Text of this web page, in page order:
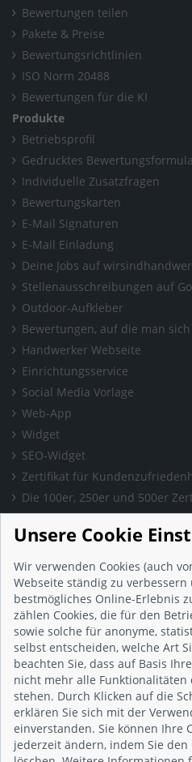
Bewertungen teilen
Pakete & Preise
Bewertungsrichtlinien
ISO Norm 20488
Bewertungen für die KI
Produkte
Betriebsprofil
Gedrucktes
Individuelle Zusatzfragen
Bewertungskarten
E-Mail Signaturen
E-Mail Einladung
Deine Jobs auf
Stellenausschreibungen auf
Outdoor-Aufkleber
Bewertungen, auf die man
Handwerker Webseite
Einrichtungsservice
Social Media Vorlage
Web-App
Widget
SEO-Widget
Zertifikat für
Die 100er, 250er und 500er
Presse & Wissen
Presse und Informationen
Blog
Häufig gestellte Fragen (FAQ)
Studie:
Initiative gegen Fake-
Kunden Informationen
Beratungsgespräch
Impressum
Datenschutz
AGB
Nutzungsbedingungen
Unsere Cookie
Wir verwenden Cookies (auch
Webseite ständig zu
bestmögliches Online-Erlebnis
zählen Cookies, die für den
sowie solche für anonyme,
selbst entscheiden, welche Art
beachten Sie, dass auf Basis
nicht mehr alle Funktionalitäten
stehen. Durch Klicken auf die
erklären Sie sich mit der
einverstanden. Sie können Ihre
jederzeit ändern, indem Sie